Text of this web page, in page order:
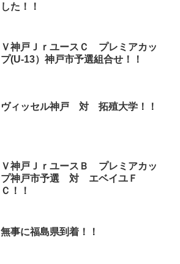
した！！
Ｖ神戸ＪｒユースＣ プレミアカッ
プ(U-13）神戸市予選組合せ！！
ヴィッセル神戸 対 拓殖大学！！
Ｖ神戸ＪｒユースＢ プレミアカッ
プ神戸市予選 対 エベイユＦ
Ｃ！！
無事に福島県到着！！